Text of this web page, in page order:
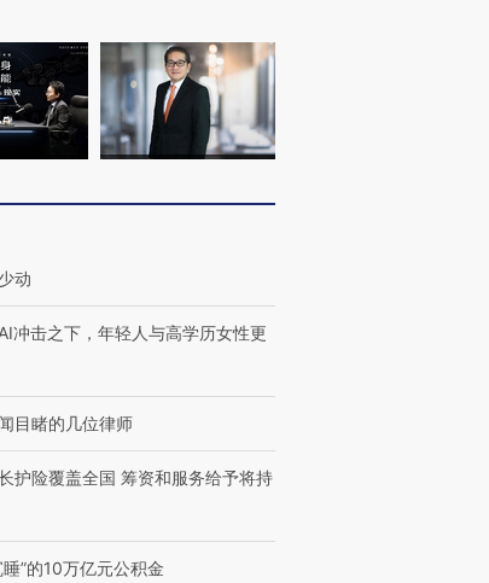
动
AI冲击之下，年轻人与高学历女性更
目睹的几位律师
护险覆盖全国 筹资和服务给予将持
睡”的10万亿元公积金